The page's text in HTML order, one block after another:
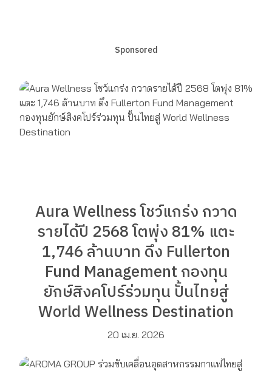
Sponsored
Aura Wellness โชว์แกร่ง กวาด
รายได้ปี 2568 โตพุ่ง 81% แตะ
1,746 ล้านบาท ดึง Fullerton
Fund Management กองทุน
ยักษ์สิงคโปร์ร่วมทุน ปั้นไทยสู่
World Wellness Destination
20 เม.ย. 2026